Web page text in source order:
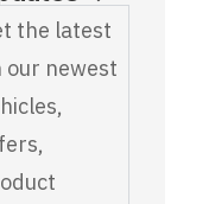
the latest
our newest